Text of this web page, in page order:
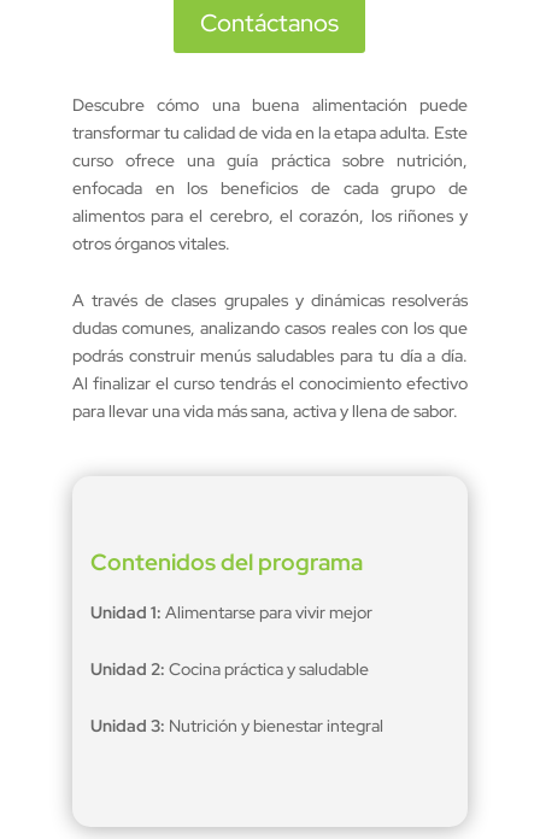
Contáctanos
Descubre cómo una buena alimentación puede
transformar tu calidad de vida en la etapa adulta. Este
curso ofrece una guía práctica sobre nutrición,
enfocada en los beneficios de cada grupo de
alimentos para el cerebro, el corazón, los riñones y
otros órganos vitales.
A través de clases grupales y dinámicas resolverás
dudas comunes, analizando casos reales con los que
podrás construir menús saludables para tu día a día.
Al finalizar el curso tendrás el conocimiento efectivo
para llevar una vida más sana, activa y llena de sabor.
Contenidos del programa
Unidad 1: Alimentarse para vivir mejor
Unidad 2: Cocina práctica y saludable
Unidad 3: Nutrición y bienestar integral